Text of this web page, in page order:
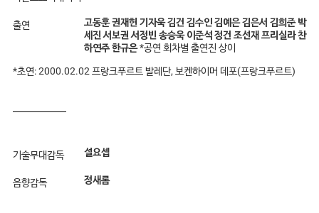
출연
고동훈 권재헌 기자욱 김건 김수인 김예은 김은서 김희준 박
세진 서보권 서정빈 송승욱 이준석 정건 조선재 프리실라 찬
하연주 한규은*공연 회차별 출연진 상이
*초연: 2000.02.02 프랑크푸르트 발레단, 보켄하이머 데포(프랑크푸르트)
기술무대감독 설요셉
음향감독 정새롬